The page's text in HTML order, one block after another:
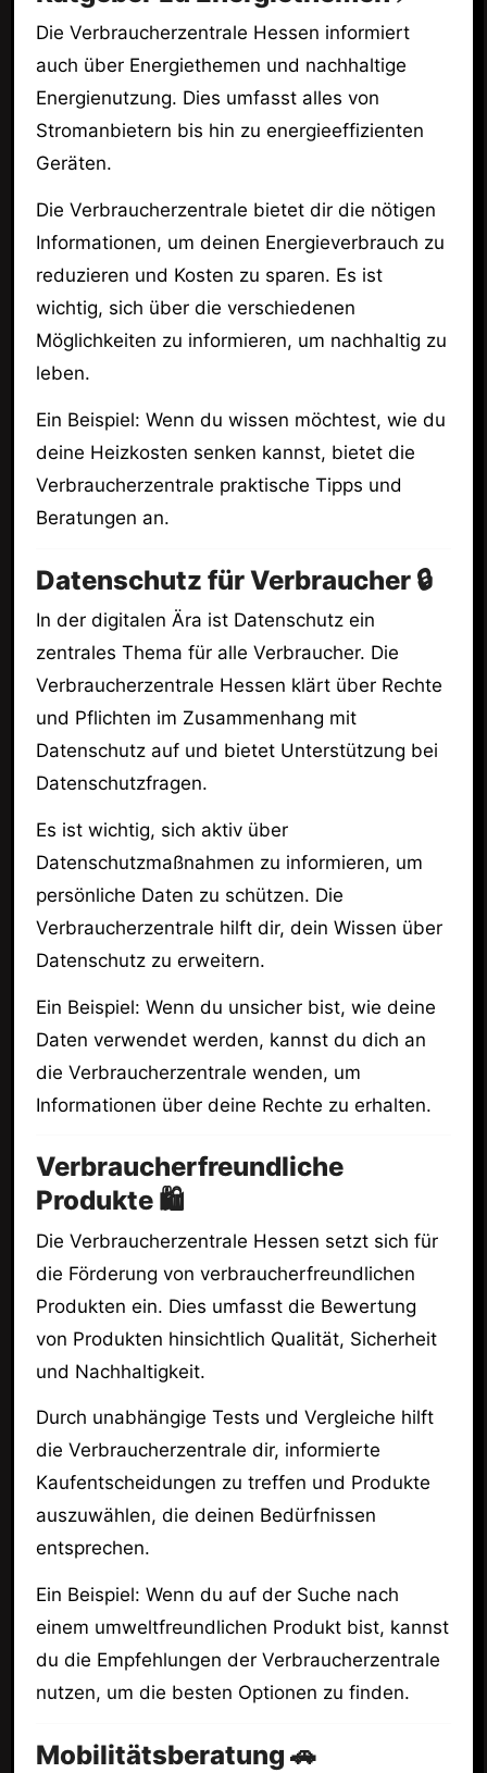
Die Verbraucherzentrale Hessen informiert
auch über Energiethemen und nachhaltige
Energienutzung. Dies umfasst alles von
Stromanbietern bis hin zu energieeffizienten
Geräten.
Die Verbraucherzentrale bietet dir die nötigen
Informationen, um deinen Energieverbrauch zu
reduzieren und Kosten zu sparen. Es ist
wichtig, sich über die verschiedenen
Möglichkeiten zu informieren, um nachhaltig zu
leben.
Ein Beispiel: Wenn du wissen möchtest, wie du
deine Heizkosten senken kannst, bietet die
Verbraucherzentrale praktische Tipps und
Beratungen an.
Datenschutz für Verbraucher 🔒
In der digitalen Ära ist Datenschutz ein
zentrales Thema für alle Verbraucher. Die
Verbraucherzentrale Hessen klärt über Rechte
und Pflichten im Zusammenhang mit
Datenschutz auf und bietet Unterstützung bei
Datenschutzfragen.
Es ist wichtig, sich aktiv über
Datenschutzmaßnahmen zu informieren, um
persönliche Daten zu schützen. Die
Verbraucherzentrale hilft dir, dein Wissen über
Datenschutz zu erweitern.
Ein Beispiel: Wenn du unsicher bist, wie deine
Daten verwendet werden, kannst du dich an
die Verbraucherzentrale wenden, um
Informationen über deine Rechte zu erhalten.
Verbraucherfreundliche
Produkte 🛍️
Die Verbraucherzentrale Hessen setzt sich für
die Förderung von verbraucherfreundlichen
Produkten ein. Dies umfasst die Bewertung
von Produkten hinsichtlich Qualität, Sicherheit
und Nachhaltigkeit.
Durch unabhängige Tests und Vergleiche hilft
die Verbraucherzentrale dir, informierte
Kaufentscheidungen zu treffen und Produkte
auszuwählen, die deinen Bedürfnissen
entsprechen.
Ein Beispiel: Wenn du auf der Suche nach
einem umweltfreundlichen Produkt bist, kannst
du die Empfehlungen der Verbraucherzentrale
nutzen, um die besten Optionen zu finden.
Mobilitätsberatung 🚗